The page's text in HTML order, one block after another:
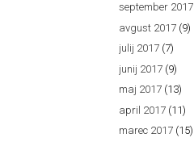
september 2017
avgust 2017 (9)
julij 2017 (7)
junij 2017 (9)
maj 2017 (13)
april 2017 (11)
marec 2017 (15)